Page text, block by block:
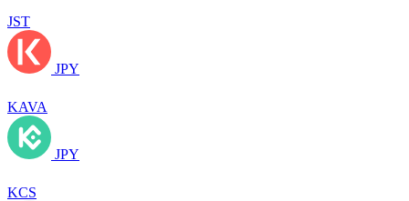
JST
JPY
KAVA
JPY
KCS